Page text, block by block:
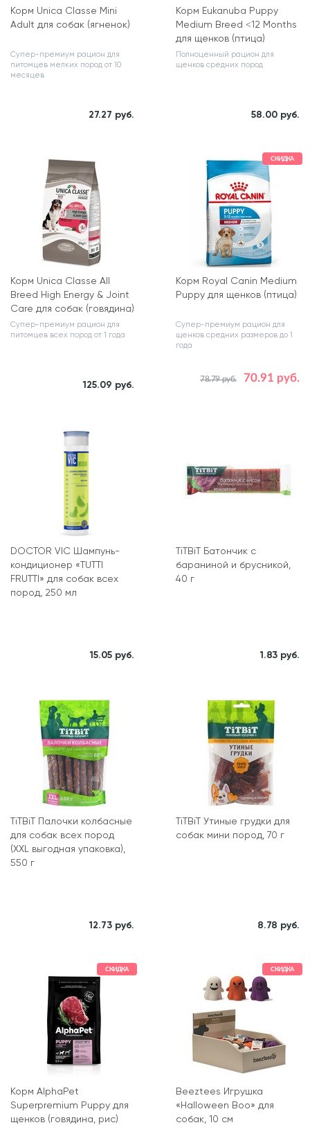
Корм Unica Classe Mini
Adult для собак (ягненок)
Супер-премиум рацион для
питомцев мелких пород от 10
месяцев
27.27 руб.
Корм Eukanuba Puppy
Medium Breed ˂12 Months
для щенков (птица)
Полноценный рацион для
щенков средних пород
58.00 руб.
Корм Unica Classe All
Breed High Energy & Joint
Care для собак (говядина)
Супер-премиум рацион для
питомцев всех пород от 1 года
125.09 руб.
СКИДКА
Корм Royal Canin Medium
Puppy для щенков (птица)
Супер-премиум рацион для
щенков средних размеров до 1
года
70.91 руб.
78.79 руб.
Вес, кг
DOCTOR VIC Шампунь-
кондиционер «TUTTI
FRUTTI» для собак всех
пород, 250 мл
15.05 руб.
TiTBiT Батончик с
бараниной и брусникой,
40 г
1.83 руб.
TiTBiT Палочки колбасные
для собак всех пород
(XXL выгодная упаковка),
550 г
12.73 руб.
TiTBiT Утиные грудки для
собак мини пород, 70 г
8.78 руб.
СКИДКА
Корм AlphaPet
Superpremium Puppy для
щенков (говядина, рис)
СКИДКА
Beeztees Игрушка
«Halloween Boo» для
собак, 10 см